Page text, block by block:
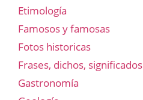
Etimología
Famosos y famosas
Fotos historicas
Frases, dichos, significados
Gastronomía